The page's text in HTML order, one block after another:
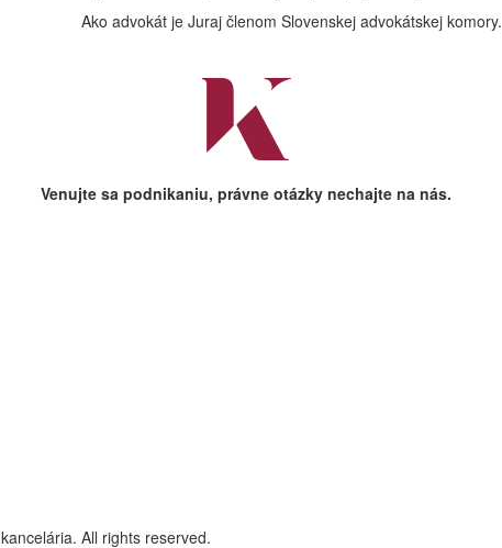
Ako advokát je Juraj členom Slovenskej advokátskej komory.
Venujte sa podnikaniu, právne otázky nechajte na nás.
All rights reserved.